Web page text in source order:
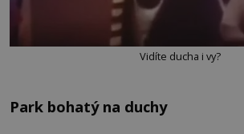
Vidíte ducha i vy?
Park bohatý na duchy